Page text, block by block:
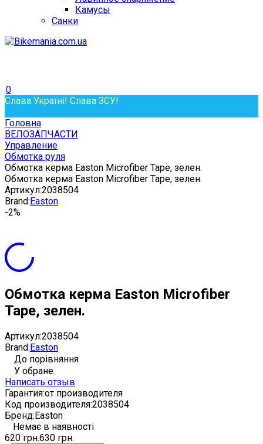
Камусы
Санки
0
Слава Україні! Слава ЗСУ!
Головна
ВЕЛОЗАПЧАСТИ
Управление
Обмотка руля
Обмотка керма Easton Microfiber Tape, зелен.
Обмотка керма Easton Microfiber Tape, зелен.
Артикул:2038504
Brand:Easton
-2%
Обмотка керма Easton Microfiber
Tape, зелен.
Артикул:2038504
Brand:Easton
До порівняння
У обране
Написать отзыв
Гарантия:от производителя
Код производителя:2038504
Бренд:Easton
Немає в наявності
620 грн.630 грн.